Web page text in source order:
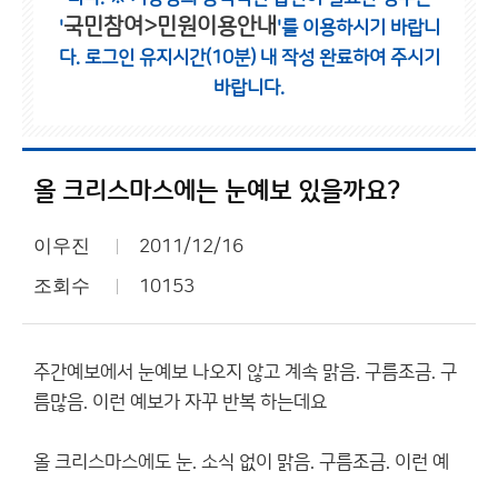
'국민참여>민원이용안내 '를 이용하시기 바랍니
다. 로그인 유지시간(10분) 내 작성 완료하여 주시기
바랍니다.
올 크리스마스에는 눈예보 있을까요?
이우진 2011/12/16
조회수 10153
주간예보에서 눈예보 나오지 않고 계속 맑음. 구름조금. 구
름많음. 이런 예보가 자꾸 반복 하는데요
올 크리스마스에도 눈. 소식 없이 맑음. 구름조금. 이런 예